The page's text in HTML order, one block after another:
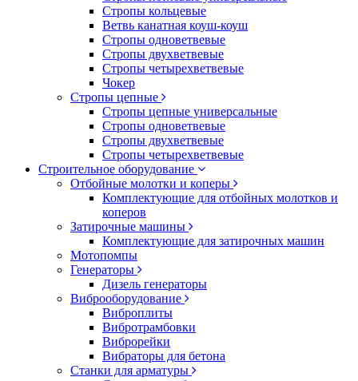
Стропы кольцевые
Ветвь канатная коуш-коуш
Стропы одноветвевые
Стропы двухветвевые
Стропы четырехветвевые
Чокер
Стропы цепные
Стропы цепные универсальные
Стропы одноветвевые
Стропы двухветвевые
Стропы четырехветвевые
Строительное оборудование
Отбойные молотки и коперы
Комплектующие для отбойных молотков и
коперов
Затирочные машины
Комплектующие для затирочных машин
Мотопомпы
Генераторы
Дизель генераторы
Виброоборудование
Виброплиты
Вибротрамбовки
Виброрейки
Вибраторы для бетона
Станки для арматуры